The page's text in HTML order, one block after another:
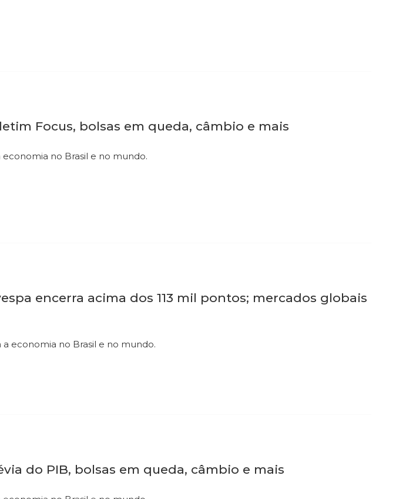
Focus, bolsas em queda, câmbio e mais
no Brasil e no mundo.
encerra acima dos 113 mil pontos; mercados globais
economia no Brasil e no mundo.
do PIB, bolsas em queda, câmbio e mais